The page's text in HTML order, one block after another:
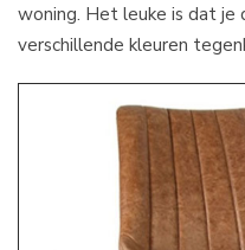
woning. Het leuke is dat je
verschillende kleuren